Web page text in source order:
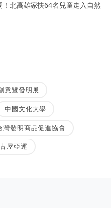
北高雄家扶64名兒童走入自然
意暨發明展
中國文化大學
灣發明商品促進協會
屋亞運